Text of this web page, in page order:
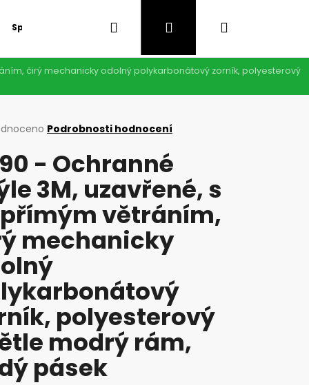
Speciální nabídka Hledat PřihlášeníNákupní
košík
čirý mechanicky odolný polykarbonátový zorník, polyesterový
Podrobnosti hodnocení
- Ochranné
3M, uzavřené, s
větráním,
mechanicky
polyesterový
modrý rám,
pásek
Následující
VI WIND - DELTA PLUS